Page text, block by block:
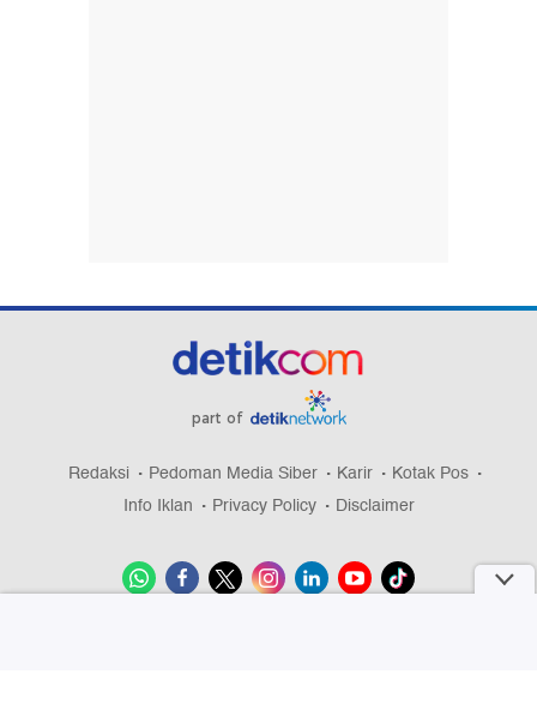
part of
Redaksi Pedoman Media Siber Karir
Kotak Pos
Info Iklan
Privacy Policy Disclaimer